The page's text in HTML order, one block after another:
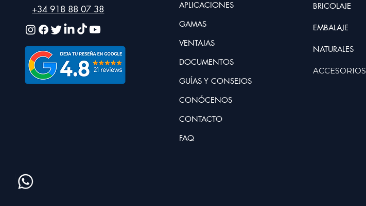
+34 918 88 07 38
APLICACIONES
GAMAS
VENTAJAS
DOCUMENTOS
GUÍAS Y CONSEJOS
CONÓCENOS
CONTACTO
FAQ
BRICOLAJE
EMBALAJE
NATURALES
ACCESORIOS